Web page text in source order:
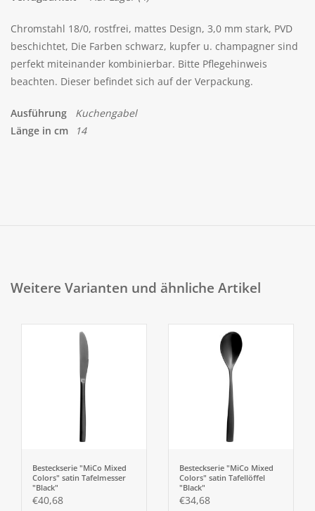
Chromstahl 18/0, rostfrei, mattes Design, 3,0 mm stark, PVD
beschichtet, Die Farben schwarz, kupfer u. champagner sind
perfekt miteinander kombinierbar. Bitte Pflegehinweis
beachten. Dieser befindet sich auf der Verpackung.
Ausführung
Kuchengabel
Länge in cm
14
Weitere Varianten und ähnliche Artikel
Besteckserie "MiCo Mixed
Colors" satin Tafelmesser
"Black"
€40,68
Besteckserie "MiCo Mixed
Colors" satin Tafellöffel
"Black"
€34,68